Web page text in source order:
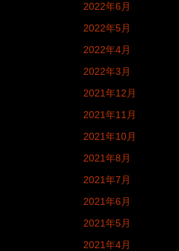
2022年6月
2022年5月
2022年4月
2022年3月
2021年12月
2021年11月
2021年10月
2021年8月
2021年7月
2021年6月
2021年5月
2021年4月